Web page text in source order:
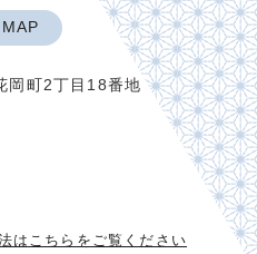
MAP
岡町2丁目18番地
は こちらをご覧ください